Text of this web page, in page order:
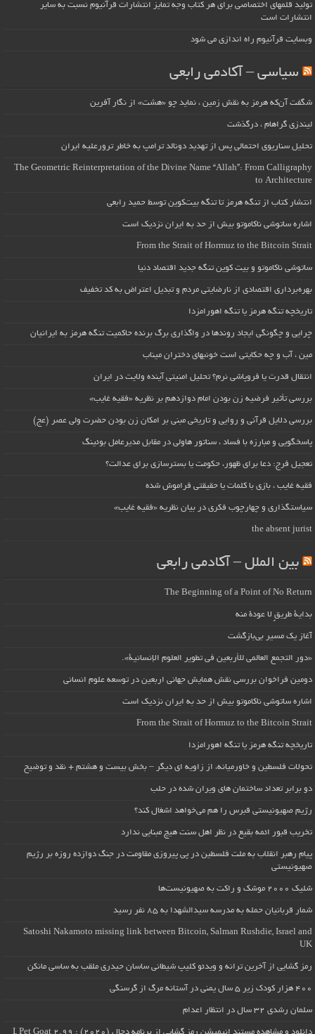
تولید قلمهای اختصاصی برای هر کتاب وجه تمایز انتشارات قرآنیوم نسبت به سایر
انتشارات است
وبسایت قرآنیوم راه اندازی می شود
سیاسی – آکادمی رابعی
شگفت آن‌که هرمز به نقش زمین ، نماید چو «هشت» از نگار آفرین
لیندزی گراهام ، درگذشت
تحلیل سناریوی احتمالی پس از تهدید دونالد ترامپ به خاطر ترورعلیه ایران
The Geometric Reinterpretation of the Divine Name “Allah”: From Calligraphy
to Architecture
انتشار کتاب از تنگه هرمز تا تنگه بیت‌کوین توسط حمید رابعی
اشاره ساتوشی ناکاموتو بیش از حد به ایران نزدیک است
From the Strait of Hormuz to the Bitcoin Strait
ساتوشی ناکاموتو و بیت کوین تنگه جدید اقتصاد دنیا
بهره‌برداری اقتصادی از نارضایتی مردم و تبدیل اعتراض به کد تخفیف
تاریخچه تنگه هرمز یا تنگه اهورامزدا
چرایی و چگونگی ایجاد روندها در واگذاری برگ برنده حاکمیت تنگه هرمز به ایرانیان
مین ، آب و چه حکایتی است خونبهای دختران میناب
انتقال قدرت یا فروپاشی نرم؟ تحلیل امنیتی آینده ولایت در ایران
بررسی تأثیر فرضیه زن بودن امام دوازدهم بر نظریه «فقیه غایب»
بررسی دلایل قرآنی و روایی و تاریخی مبنی بر امکان زن بودن حضرت ولی عصر (عج)
پاسخگویی و مبارزه با فساد ، سناتور هاولی در مقابل مدیرعامل بوئینگ
تعجیل فرج: دعا برای ظهور، حکومت یا بسترسازی برای عدالت؟
فقیه غایب ، بازی با کلمات یا حقیقتی فراموش شده
سیاستگذاری و چهارچوب فکری در بیان نظریه «فقیه غایب»
the absent jurist
بین الملل – آکادمی رابعی
The Beginning of a Point of No Return
بداية طريقٍ لا عودة منه
آغاز یک مسیر بی‌بازگشت
«دور التجمع العالمي للأربعين في تطوير العلوم الإنسانية».
دومین فراخوان بررسی نقش همایش جهانی اربعین در توسعه علوم انسانی
اشاره ساتوشی ناکاموتو بیش از حد به ایران نزدیک است
From the Strait of Hormuz to the Bitcoin Strait
تاریخچه تنگه هرمز یا تنگه اهورامزدا
تحولات فلسطین و خاورمیانه، از زاویه ای دیگر – بخش بیست و هشتم + نقد و توضیح
دو برابر تعداد ساختمان های ویران شده در حلب
رژیم صهیونیستی قبرس را هم می‌خواهد اشغال کند؟
تخریب قبور ائمه بقیع در نظر اهل سنت هیچ مبنایی ندارد
پیام رهبر انقلاب به ملت فلسطین در پی پیروزی مقاومت در جنگ دوازده روزه بر رژیم
صهیونیستی
شلیک ۲۰۰۰ موشک و راکت به صهیونیست‌ها
شمار قربانیان حمله به مدرسه سیدالشهدا به ۸۵ نفر رسید
Satoshi Nakamoto missing link between Bitcoin, Salman Rushdie, Israel and
UK
رمز گشایی از آخرین ترانه و ویدئو کلیپ شیطانی ساسان حیدری ملقب به ساسی مانکن
۴۰۰ هزار کودک زیر ۵ سال یمنی در آستانه مرگ از گرسنگی
سلمان رشدی ۳۲ سال در انتظار اعدام